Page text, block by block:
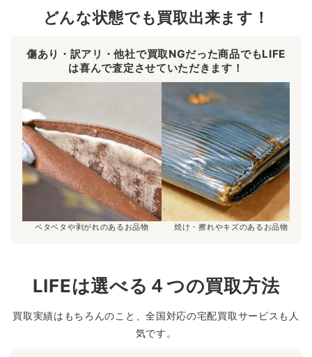
どんな状態でも買取出来ます！
傷あり・訳アリ・他社で買取NGだった商品でもLIFE
は喜んで査定させていただきます！
ベタベタや剥がれのあるお品物 焼け・擦れやキズのあるお品物
LIFEは選べる４つの買取方法
買取実績はもちろんのこと、全国対応の宅配買取サービスも人
気です。